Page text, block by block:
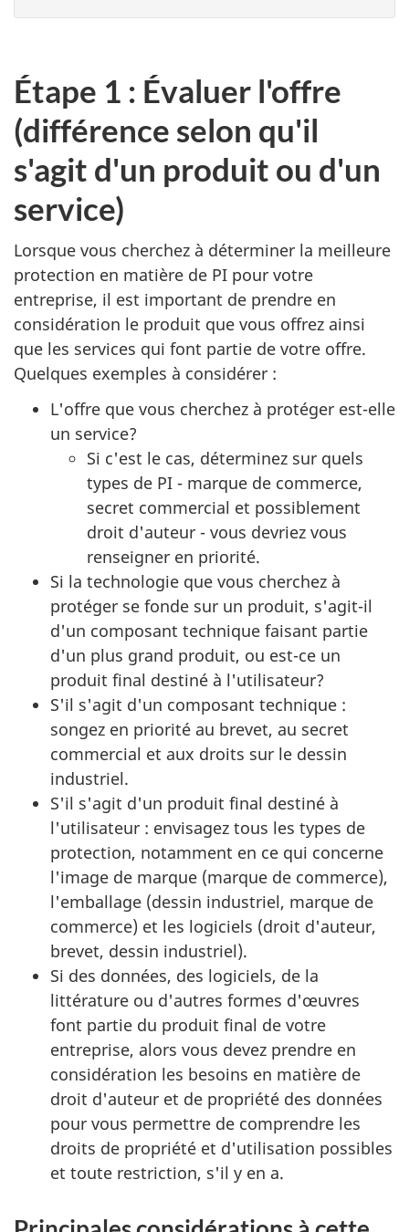
Étape 1 : Évaluer l'offre
(différence selon qu'il
s'agit d'un produit ou d'un
service)
Lorsque vous cherchez à déterminer la meilleure
protection en matière de PI pour votre
entreprise, il est important de prendre en
considération le produit que vous offrez ainsi
que les services qui font partie de votre offre.
Quelques exemples à considérer :
L'offre que vous cherchez à protéger est-elle
un service?
Si c'est le cas, déterminez sur quels
types de PI - marque de commerce,
secret commercial et possiblement
droit d'auteur - vous devriez vous
renseigner en priorité.
Si la technologie que vous cherchez à
protéger se fonde sur un produit, s'agit-il
d'un composant technique faisant partie
d'un plus grand produit, ou est-ce un
produit final destiné à l'utilisateur?
S'il s'agit d'un composant technique :
songez en priorité au brevet, au secret
commercial et aux droits sur le dessin
industriel.
S'il s'agit d'un produit final destiné à
l'utilisateur : envisagez tous les types de
protection, notamment en ce qui concerne
l'image de marque (marque de commerce),
l'emballage (dessin industriel, marque de
commerce) et les logiciels (droit d'auteur,
brevet, dessin industriel).
Si des données, des logiciels, de la
littérature ou d'autres formes d'œuvres
font partie du produit final de votre
entreprise, alors vous devez prendre en
considération les besoins en matière de
droit d'auteur et de propriété des données
pour vous permettre de comprendre les
droits de propriété et d'utilisation possibles
et toute restriction, s'il y en a.